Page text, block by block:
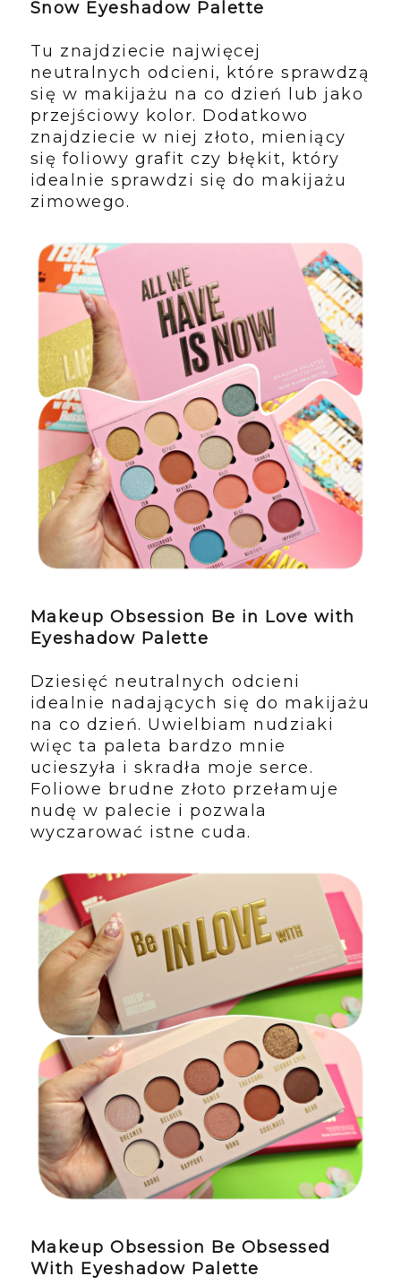
Snow Eyeshadow Palette
Tu znajdziecie najwięcej
neutralnych odcieni, które sprawdzą
się w makijażu na co dzień lub jako
przejściowy kolor. Dodatkowo
znajdziecie w niej złoto, mieniący
się foliowy grafit czy błękit, który
idealnie sprawdzi się do makijażu
zimowego.
Makeup Obsession Be in Love with
Eyeshadow Palette
Dziesięć neutralnych odcieni
idealnie nadających się do makijażu
na co dzień. Uwielbiam nudziaki
więc ta paleta bardzo mnie
ucieszyła i skradła moje serce.
Foliowe brudne złoto przełamuje
nudę w palecie i pozwala
wyczarować istne cuda.
Makeup Obsession Be Obsessed
With Eyeshadow Palette